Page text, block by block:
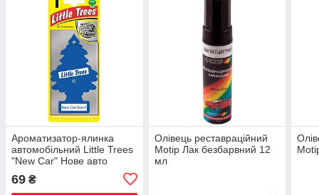
Ароматизатор-ялинка
автомобільний Little Trees
"New Car" Нове авто
69 ₴
Олівець реставраційний
Motip Лак безбарвний 12
мл